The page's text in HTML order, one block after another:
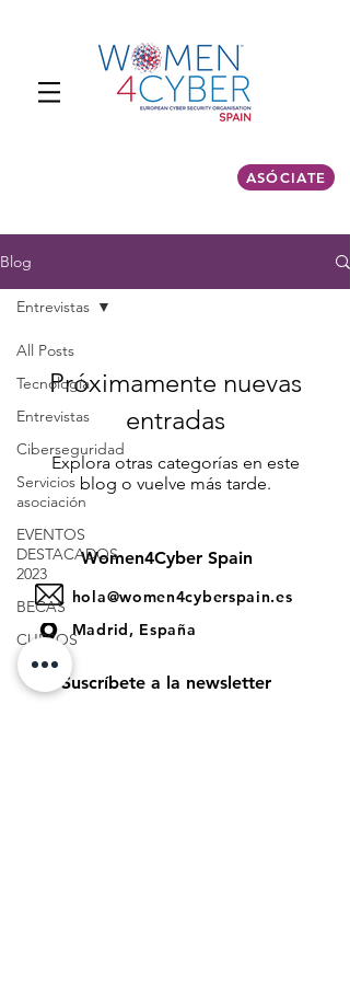
ASÓCIATE
Blog
All Posts
Tecnología
Entrevistas
Ciberseguridad
Servicios
asociación
EVENTOS
DESTACADOS
2023
BECAS
CURSOS
Entrevistas
Próximamente nuevas
entradas
Explora otras categorías en este
blog o vuelve más tarde.
Women4Cyber Spain
hola@women4cyberspain.es
Madrid, España
Suscríbete a la newsletter